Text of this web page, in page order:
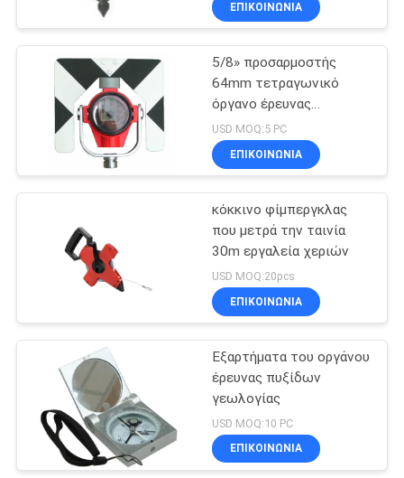
GNSS RTK
6
Εξαρτήματα
έρευνας
πρισμάτων
Εξαρτήματα
ΕΠΙΚΟΙΝΩΝΊΑ
5/8» προσαρμοστής
64mm τετραγωνικό
όργανο έρευνας
πρισμάτων
USD MOQ:5 PC
ΕΠΙΚΟΙΝΩΝΊΑ
κόκκινο φίμπεργκλας
που μετρά την ταινία
30m εργαλεία χεριών
USD MOQ:20pcs
ΕΠΙΚΟΙΝΩΝΊΑ
Εξαρτήματα του οργάνου
έρευνας πυξίδων
γεωλογίας
USD MOQ:10 PC
ΕΠΙΚΟΙΝΩΝΊΑ